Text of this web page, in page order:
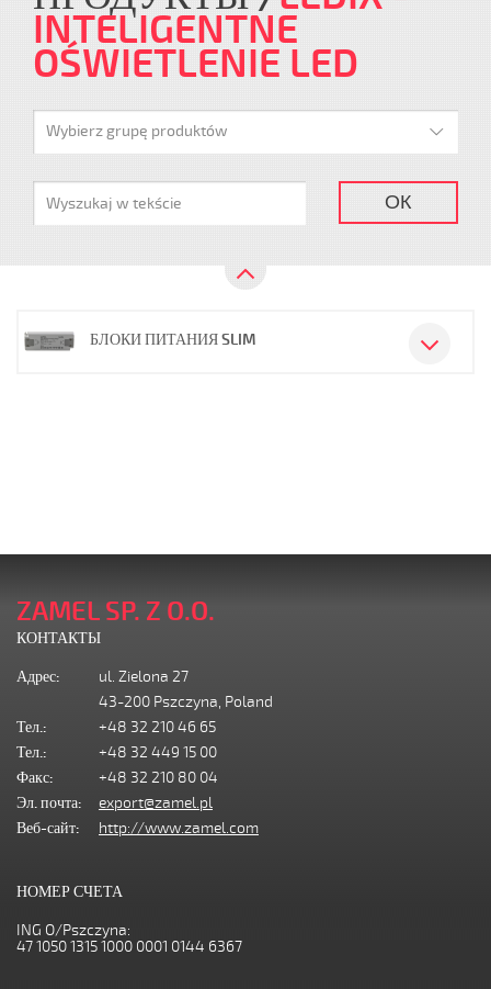
INTELIGENTNE
OŚWIETLENIE LED
Wybierz grupę produktów
ОК
БЛОКИ ПИТАНИЯ SLIM
ZAMEL SP. Z O.O.
КОНТАКТЫ
Адрес:
ul. Zielona 27
43-200 Pszczyna, Poland
Тел.:
+48 32 210 46 65
Тел.:
+48 32 449 15 00
Факс:
+48 32 210 80 04
Эл. почта:
export@zamel.pl
Веб-сайт:
http://www.zamel.com
НОМЕР СЧЕТА
ING O/Pszczyna:
47 1050 1315 1000 0001 0144 6367